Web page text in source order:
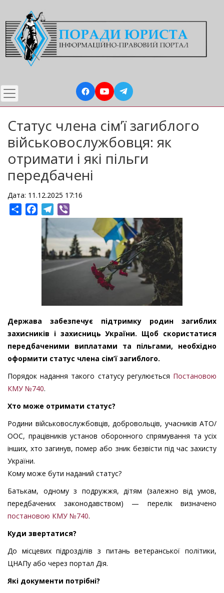
до
основного
вмісту
Статус члена сім’ї загиблого
військовослужбовця: як
отримати і які пільги
передбачені
Дата: 11.12.2025 17:16
ShareFacebookTelegram
Держава забезпечує підтримку родин загиблих
захисників і захисниць України. Щоб скористатися
передбаченими виплатами та пільгами, необхідно
оформити статус члена сім’ї загиблого.
Порядок надання такого статусу регулюється Постановою
КМУ №740.
Хто може отримати статус?
Родини військовослужбовців, добровольців, учасників АТО/
ООС, працівників установ оборонного спрямування та усіх
інших, хто загинув, помер або зник безвісти під час захисту
України.
Кому може бути наданий статус?
Батькам, одному з подружжя, дітям (залежно від умов,
передбачених законодавством) — перелік визначено
постановою КМУ №740.
Куди звертатися?
До місцевих підрозділів з питань ветеранської політики,
ЦНАПу або через портал Дія.
Які документи потрібні?